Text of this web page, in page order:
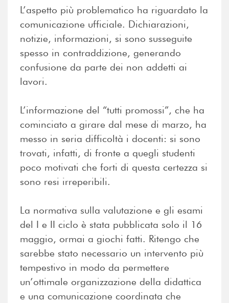
L’aspetto più problematico ha riguardato la
comunicazione ufficiale. Dichiarazioni,
notizie, informazioni, si sono susseguite
spesso in contraddizione, generando
confusione da parte dei non addetti ai
lavori.
L’informazione del “tutti promossi”, che ha
cominciato a girare dal mese di marzo, ha
messo in seria difficoltà i docenti: si sono
trovati, infatti, di fronte a quegli studenti
poco motivati che forti di questa certezza si
sono resi irreperibili.
La normativa sulla valutazione e gli esami
del I e II ciclo è stata pubblicata solo il 16
maggio, ormai a giochi fatti. Ritengo che
sarebbe stato necessario un intervento più
tempestivo in modo da permettere
un’ottimale organizzazione della didattica
e una comunicazione coordinata che